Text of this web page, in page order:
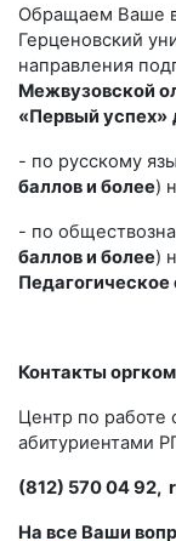
Обращаем Ваше
Герценовский
направления
Межвузовской
«Первый успех»
- по русскому
баллов и более)
- по
баллов и более)
Контакты
Центр по работе
абитуриентами
(812) 570 04 92,
На все Ваши